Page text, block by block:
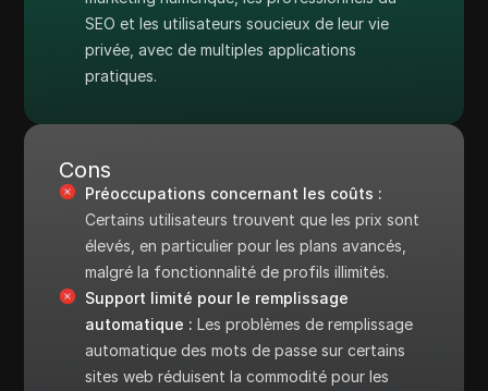
SEO et les utilisateurs soucieux de leur vie
privée, avec de multiples applications
pratiques.
Cons
Préoccupations concernant les coûts :
Certains utilisateurs trouvent que les prix sont
élevés, en particulier pour les plans avancés,
malgré la fonctionnalité de profils illimités.
Support limité pour le remplissage
automatique : Les problèmes de remplissage
automatique des mots de passe sur certains
sites web réduisent la commodité pour les